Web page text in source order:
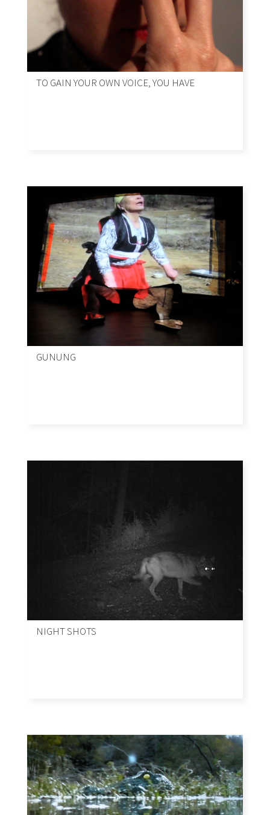
TO GAIN YOUR OWN VOICE, YOU HAVE
GUNUNG
NIGHT SHOTS